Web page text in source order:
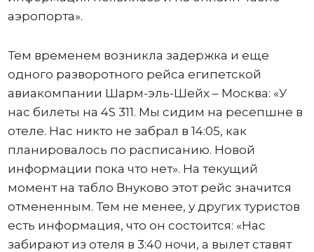
аэропорта».
Тем временем возникла задержка и еще
одного разворотного рейса египетской
авиакомпании Шарм-эль-Шейх – Москва: «У
нас билеты на 4S 311. Мы сидим на ресепшне в
отеле. Нас никто не забрал в 14:05, как
планировалось по расписанию. Новой
информации пока что нет». На текущий
момент на табло Внуково этот рейс значится
отмененным. Тем не менее, у других туристов
есть информация, что он состоится: «Нас
забирают из отеля в 3:40 ночи, а вылет ставят